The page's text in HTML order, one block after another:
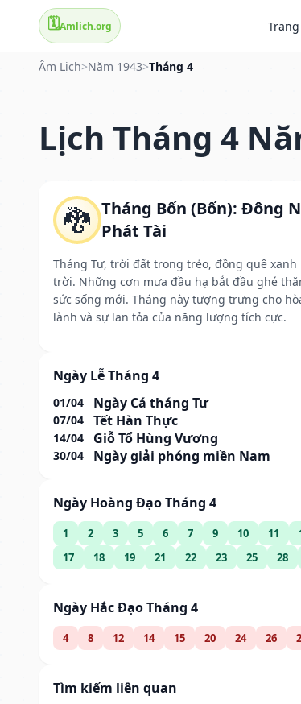
🗓️Amlich.org
Âm Lịch>Năm 1943>Tháng 4
Lịch Tháng 4
🐉 Tháng Bốn (Bốn): Đông
Phát Tài
Tháng Tư, trời đất trong trẻo, đồng quê xanh
trời. Những cơn mưa đầu hạ bắt đầu ghé
sức sống mới. Tháng này tượng trưng cho
lành và sự lan tỏa của năng lượng tích cực.
Ngày Lễ Tháng 4
01/04 Ngày Cá tháng Tư
07/04 Tết Hàn Thực
14/04 Giỗ Tổ Hùng Vương
30/04 Ngày giải phóng miền Nam
Ngày Hoàng Đạo Tháng 4
1 2 3 5 6 7 9 10 11
17
18 19 21 22 23 25 28
Ngày Hắc Đạo Tháng 4
4 8 12 14 15 20 24 26
Tìm kiếm liên quan